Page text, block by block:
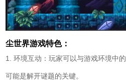
尘世界游戏特色：
1. 环境互动：玩家可以与游戏环境中
可能是解开谜题的关键。